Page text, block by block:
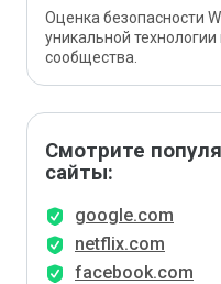
Оценка безопасности
уникальной
сообщества.
Смотрите
сайты:
google.com
netflix.com
facebook.com